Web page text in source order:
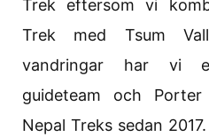
Trek eftersom vi
Trek med Tsum
vandringar har vi
guideteam och
Nepal Treks sedan